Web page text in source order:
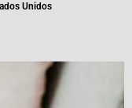
Unidos